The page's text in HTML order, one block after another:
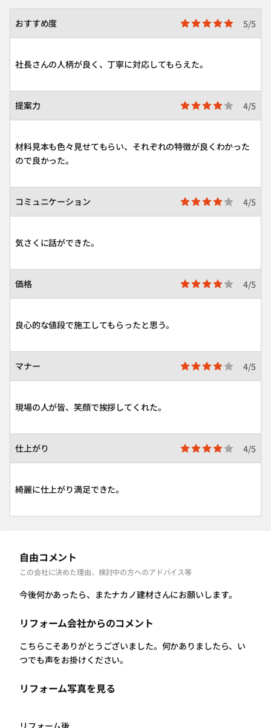
おすすめ度 5/5
社長さんの人柄が良く、丁寧に対応してもらえた。
提案力 4/5
材料見本も色々見せてもらい、それぞれの特徴が良くわかった
ので良かった。
コミュニケーション 4/5
気さくに話ができた。
価格 4/5
良心的な値段で施工してもらったと思う。
マナー 4/5
現場の人が皆、笑顔で挨拶してくれた。
仕上がり 4/5
綺麗に仕上がり満足できた。
自由コメント
この会社に決めた理由、検討中の方へのアドバイス等
今後何かあったら、またナカノ建材さんにお願いします。
リフォーム会社からのコメント
こちらこそありがとうございました。何かありましたら、い
つでも声をお掛けください。
リフォーム写真を見る
リフォーム後